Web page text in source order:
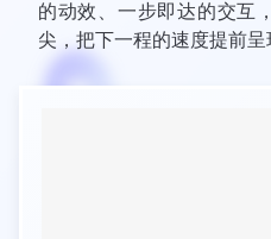
的动效、一步即达的交互
尖，把下一程的速度提前呈